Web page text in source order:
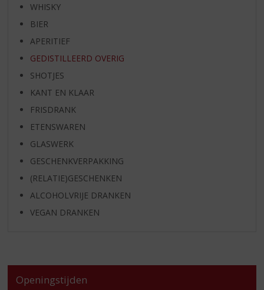
WHISKY
BIER
APERITIEF
GEDISTILLEERD OVERIG
SHOTJES
KANT EN KLAAR
FRISDRANK
ETENSWAREN
GLASWERK
GESCHENKVERPAKKING
(RELATIE)GESCHENKEN
ALCOHOLVRIJE DRANKEN
VEGAN DRANKEN
Openingstijden